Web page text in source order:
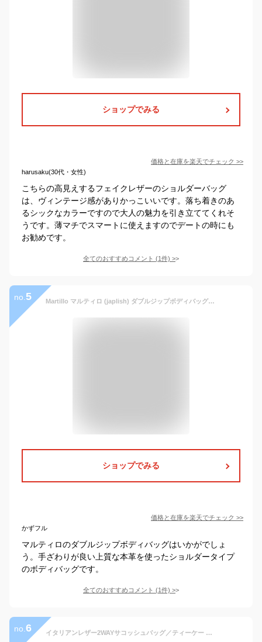
ショップでみる
価格と在庫を楽天でチェック >>
harusaku(30代・女性)
こちらの高見えするフェイクレザーのショルダーバッグ
は、ヴィンテージ感がありかっこいいです。落ち着きのあ
るシックなカラーですので大人の魅力を引き立ててくれそ
うです。薄マチでスマートに使えますのでデートの時にも
お勧めです。
全てのおすすめコメント (1件) >
no. 5 Martillo マルティロ (japlish) ダブルジップボディバッグ | ショルダー ボディバッグ 斜め掛け 本革 日本製 メンズ レディース 本皮 皮 革 ビジネス カジュアル 通勤 通学 ギフト プレゼント お祝い 誕生日 革婚式 30代 40代 50代 60代 [nouki2]
ショップでみる
価格と在庫を楽天でチェック >>
かずフル
マルティロのダブルジップボディバッグはいかがでしょ
う。手ざわりが良い上質な本革を使ったショルダータイプ
のボディバッグです。
全てのおすすめコメント (1件) >
no. 6 イタリアンレザー2WAYサコッシュバッグ／ティーケー タケオキクチ（tk.TAKEO KIKUCHI）